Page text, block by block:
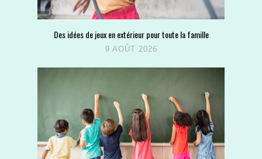
Des idées de jeux en extérieur pour toute la famille
9 AOÛT 2026